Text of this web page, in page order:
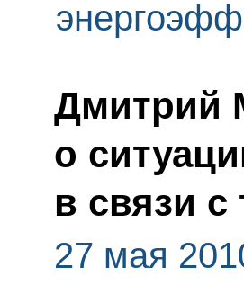
Дмитрий
о
в связи с
27 мая